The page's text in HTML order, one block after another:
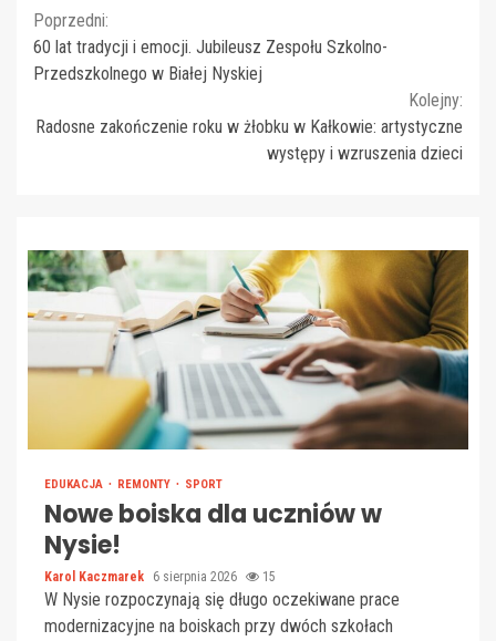
Continue
Reading
Poprzedni:
60 lat tradycji i emocji. Jubileusz Zespołu Szkolno-
Przedszkolnego w Białej Nyskiej
Kolejny:
Radosne zakończenie roku w żłobku w Kałkowie: artystyczne
występy i wzruszenia dzieci
EDUKACJA REMONTY SPORT
Nowe boiska dla uczniów w
Nysie!
Karol Kaczmarek 6 sierpnia 2026 15
W Nysie rozpoczynają się długo oczekiwane prace
modernizacyjne na boiskach przy dwóch szkołach